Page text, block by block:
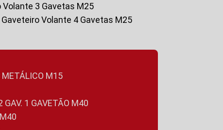
Volante 3 Gavetas M25
Gaveteiro Volante 4 Gavetas M25
METÁLICO M15
GAV. 1 GAVETÃO M40